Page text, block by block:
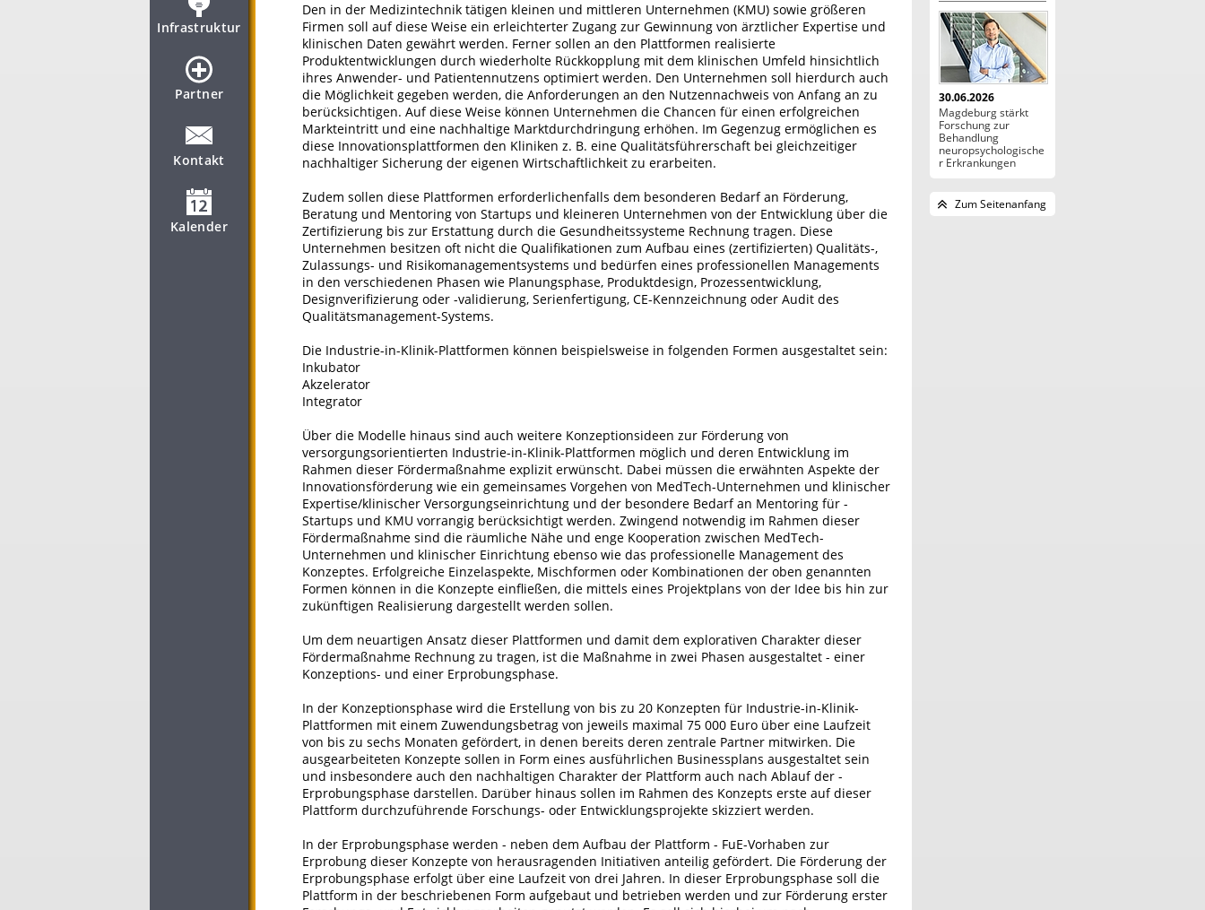
Infrastruktur
Partner
Kontakt
Kalender
Den in der Medizintechnik tätigen kleinen und mittleren Unternehmen (KMU) sowie größeren
Firmen soll auf diese Weise ein erleichterter Zugang zur Gewinnung von ärztlicher Expertise und
klinischen Daten gewährt werden. Ferner sollen an den Plattformen realisierte
Produktentwicklungen durch wiederholte Rückkopplung mit dem klinischen Umfeld hinsichtlich
ihres Anwender- und Patientennutzens optimiert werden. Den Unternehmen soll hierdurch auch
die Möglichkeit gegeben werden, die Anforderungen an den Nutzennachweis von Anfang an zu
berücksichtigen. Auf diese Weise können Unternehmen die Chancen für einen erfolgreichen
Markteintritt und eine nachhaltige Marktdurchdringung erhöhen. Im Gegenzug ermöglichen es
diese Innovationsplattformen den Kliniken z. B. eine Qualitätsführerschaft bei gleichzeitiger
nachhaltiger Sicherung der eigenen Wirtschaftlichkeit zu erarbeiten.
Zudem sollen diese Plattformen erforderlichenfalls dem besonderen Bedarf an Förderung,
Beratung und Mentoring von Startups und kleineren Unternehmen von der Entwicklung über die
Zertifizierung bis zur Erstattung durch die Gesundheitssysteme Rechnung tragen. Diese
Unternehmen besitzen oft nicht die Qualifikationen zum Aufbau eines (zertifizierten) Qualitäts-,
Zulassungs- und Risikomanagementsystems und bedürfen eines professionellen Managements
in den verschiedenen Phasen wie Planungsphase, Produktdesign, Prozessentwicklung,
Designverifizierung oder -validierung, Serienfertigung, CE-Kennzeichnung oder Audit des
Qualitätsmanagement-Systems.
Die Industrie-in-Klinik-Plattformen können beispielsweise in folgenden Formen ausgestaltet sein:
Inkubator
Akzelerator
Integrator
Über die Modelle hinaus sind auch weitere Konzeptionsideen zur Förderung von
versorgungsorientierten Industrie-in-Klinik-Plattformen möglich und deren Entwicklung im
Rahmen dieser Fördermaßnahme explizit erwünscht. Dabei müssen die erwähnten Aspekte der
Innovationsförderung wie ein gemeinsames Vorgehen von MedTech-Unternehmen und klinischer
Expertise/klinischer Versorgungseinrichtung und der besondere Bedarf an Mentoring für ­
Startups und KMU vorrangig berücksichtigt werden. Zwingend notwendig im Rahmen dieser
Fördermaßnahme sind die räumliche Nähe und enge Kooperation zwischen MedTech-
Unternehmen und klinischer Einrichtung ebenso wie das professionelle Management des
Konzeptes. Erfolgreiche Einzelaspekte, Mischformen oder Kombinationen der oben genannten
Formen können in die Konzepte einfließen, die mittels eines Projektplans von der Idee bis hin zur
zukünftigen Realisierung dargestellt werden sollen.
Um dem neuartigen Ansatz dieser Plattformen und damit dem explorativen Charakter dieser
Fördermaßnahme Rechnung zu tragen, ist die Maßnahme in zwei Phasen ausgestaltet - einer
Konzeptions- und einer Erprobungsphase.
In der Konzeptionsphase wird die Erstellung von bis zu 20 Konzepten für Industrie-in-Klinik-
Plattformen mit einem Zuwendungsbetrag von jeweils maximal 75 000 Euro über eine Laufzeit
von bis zu sechs Monaten gefördert, in denen bereits deren zentrale Partner mitwirken. Die
ausgearbeiteten Konzepte sollen in Form eines ausführlichen Businessplans ausgestaltet sein
und insbesondere auch den nachhaltigen Charakter der Plattform auch nach Ablauf der ­
Erprobungsphase darstellen. Darüber hinaus sollen im Rahmen des Konzepts erste auf dieser
Plattform durch­zuführende Forschungs- oder Entwicklungsprojekte skizziert werden.
In der Erprobungsphase werden - neben dem Aufbau der Plattform - FuE-Vorhaben zur
Erprobung dieser Konzepte von herausragenden Initiativen anteilig gefördert. Die Förderung der
Erprobungsphase erfolgt über eine Laufzeit von drei Jahren. In dieser Erprobungsphase soll die
Plattform in der beschriebenen Form aufgebaut und betrieben werden und zur Förderung erster
30.06.2026
Magdeburg stärkt
Forschung zur
Behandlung
neuropsychologische
r Erkrankungen
Zum Seitenanfang